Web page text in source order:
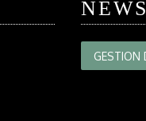
GESTION